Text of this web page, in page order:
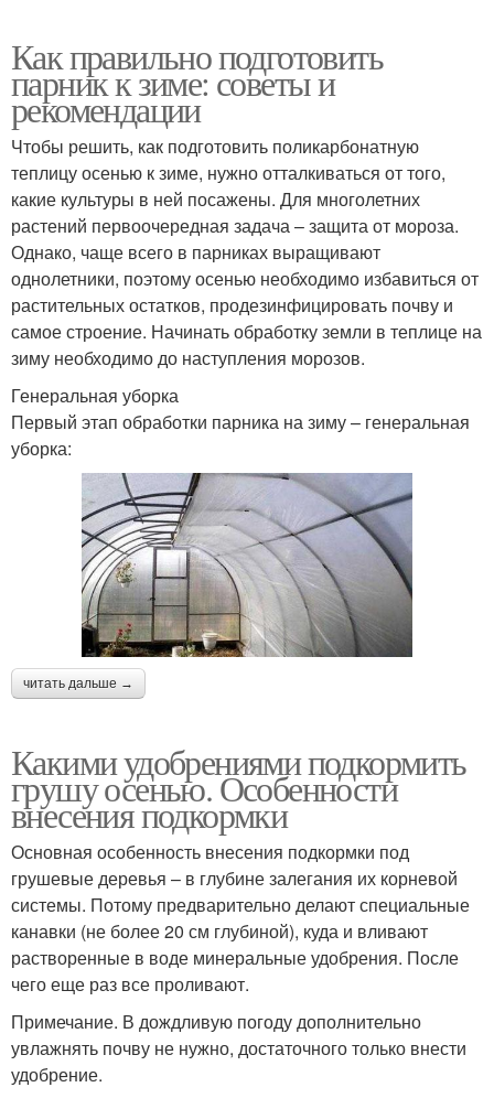
Как правильно подготовить
парник к зиме: советы и
рекомендации
Чтобы решить, как подготовить поликарбонатную
теплицу осенью к зиме, нужно отталкиваться от того,
какие культуры в ней посажены. Для многолетних
растений первоочередная задача – защита от мороза.
Однако, чаще всего в парниках выращивают
однолетники, поэтому осенью необходимо избавиться от
растительных остатков, продезинфицировать почву и
самое строение. Начинать обработку земли в теплице на
зиму необходимо до наступления морозов.
Генеральная уборка
Первый этап обработки парника на зиму – генеральная
уборка:
читать дальше →
Какими удобрениями подкормить
грушу осенью. Особенности
внесения подкормки
Основная особенность внесения подкормки под
грушевые деревья – в глубине залегания их корневой
системы. Потому предварительно делают специальные
канавки (не более 20 см глубиной), куда и вливают
растворенные в воде минеральные удобрения. После
чего еще раз все проливают.
Примечание. В дождливую погоду дополнительно
увлажнять почву не нужно, достаточного только внести
удобрение.